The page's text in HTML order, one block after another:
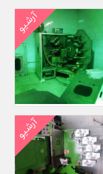
آرشیو
آرشیو